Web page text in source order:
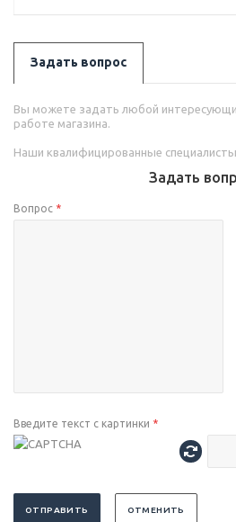
Задать вопрос
Вы можете задать любой
работе магазина.
Наши квалифицированные
Задать
Вопрос *
Введите текст с картинки *
ОТПРАВИТЬ ОТМЕНИТЬ